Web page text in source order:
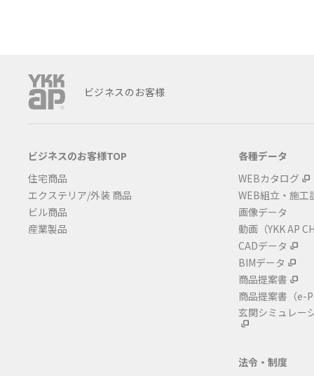
ビジネスのお客様
ビジネスのお客様TOP
住宅商品
エクステリア/外装 商品
ビル商品
産業製品
各種データ
WEBカタログ
WEB組立・施工
画像データ
動画（YKK AP
CADデータ
BIMデータ
商品提案書
商品提案書 （
玄関シミュレー
法令・制度